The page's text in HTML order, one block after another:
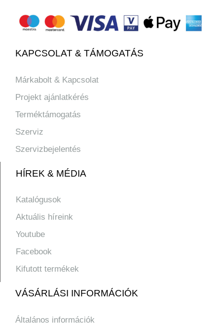
KAPCSOLAT & TÁMOGATÁS
Márkabolt & Kapcsolat
Projekt ajánlatkérés
Terméktámogatás
Szerviz
Szervizbejelentés
HÍREK & MÉDIA
Katalógusok
Aktuális híreink
Youtube
Facebook
Kifutott termékek
VÁSÁRLÁSI INFORMÁCIÓK
Általános információk